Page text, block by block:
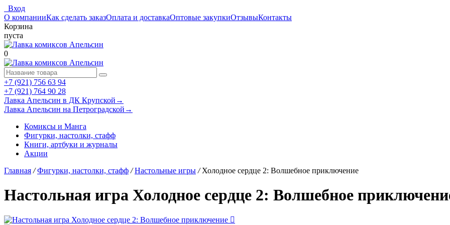
Вход
О компанииКак сделать заказОплата и доставкаОптовые закупкиОтзывыКонтакты
Корзина
пуста
0
+7 (921) 756 63 94
+7 (921) 764 90 28
Лавка Апельсин в ДК Крупской →
Лавка Апельсин на Петроградской →
Комиксы и Манга
Фигурки, настолки, стафф
Книги, артбуки и журналы
Акции
Главная / Фигурки, настолки, стафф / Настольные игры / Холодное сердце 2: Волшебное приключение
Настольная игра Холодное сердце 2: Волшебное